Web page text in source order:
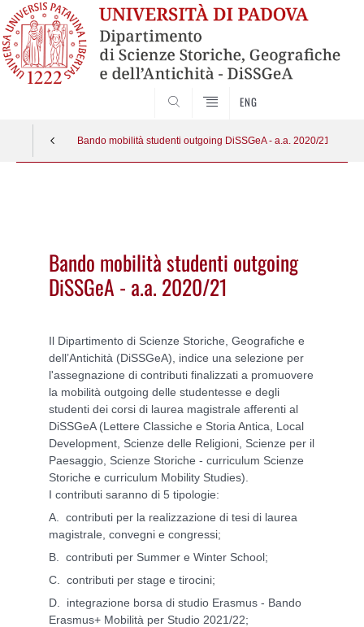
ENG
Bando mobilità studenti outgoing DiSSGeA - a.a. 2020/21
Bando mobilità studenti outgoing
DiSSGeA - a.a. 2020/21
Il Dipartimento di Scienze Storiche, Geografiche e
dell’Antichità (DiSSGeA), indice una selezione per
l'assegnazione di contributi finalizzati a promuovere
la mobilità outgoing delle studentesse e degli
studenti dei corsi di laurea magistrale afferenti al
DiSSGeA (Lettere Classiche e Storia Antica, Local
Development, Scienze delle Religioni, Scienze per il
Paesaggio, Scienze Storiche - curriculum Scienze
Storiche e curriculum Mobility Studies).
I contributi saranno di 5 tipologie:
A. contributi per la realizzazione di tesi di laurea
magistrale, convegni e congressi;
B. contributi per Summer e Winter School;
C. contributi per stage e tirocini;
D. integrazione borsa di studio Erasmus - Bando
Erasmus+ Mobilità per Studio 2021/22;